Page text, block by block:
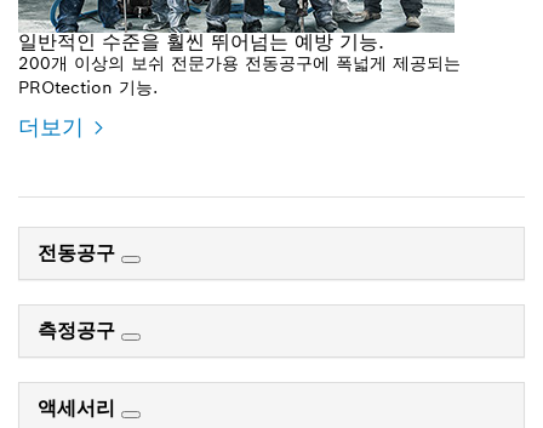
일반적인 수준을 훨씬 뛰어넘는 예방 기능.
200개 이상의 보쉬 전문가용 전동공구에 폭넓게 제공되는
PROtection 기능.
더보기
전동공구
측정공구
액세서리